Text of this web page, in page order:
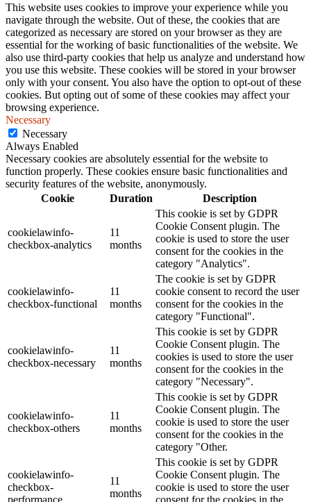
This website uses cookies to improve your experience while you
navigate through the website. Out of these, the cookies that are
categorized as necessary are stored on your browser as they are
essential for the working of basic functionalities of the website. We
also use third-party cookies that help us analyze and understand how
you use this website. These cookies will be stored in your browser
only with your consent. You also have the option to opt-out of these
cookies. But opting out of some of these cookies may affect your
browsing experience.
Necessary
Necessary
Always Enabled
Necessary cookies are absolutely essential for the website to
function properly. These cookies ensure basic functionalities and
security features of the website, anonymously.
Cookie
Duration Description
cookielawinfo-
checkbox-analytics
11
months
This cookie is set by GDPR
Cookie Consent plugin. The
cookie is used to store the user
consent for the cookies in the
category "Analytics".
cookielawinfo-
checkbox-functional
11
months
The cookie is set by GDPR
cookie consent to record the user
consent for the cookies in the
category "Functional".
cookielawinfo-
checkbox-necessary
11
months
This cookie is set by GDPR
Cookie Consent plugin. The
cookies is used to store the user
consent for the cookies in the
category "Necessary".
cookielawinfo-
checkbox-others
11
months
This cookie is set by GDPR
Cookie Consent plugin. The
cookie is used to store the user
consent for the cookies in the
category "Other.
cookielawinfo-
checkbox-
performance
11
months
This cookie is set by GDPR
Cookie Consent plugin. The
cookie is used to store the user
consent for the cookies in the